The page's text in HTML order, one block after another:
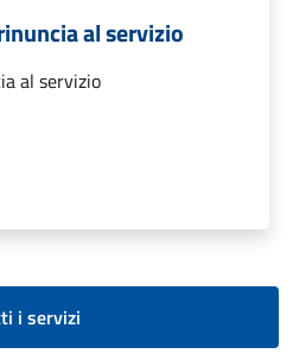
al servizio
al servizio
i servizi